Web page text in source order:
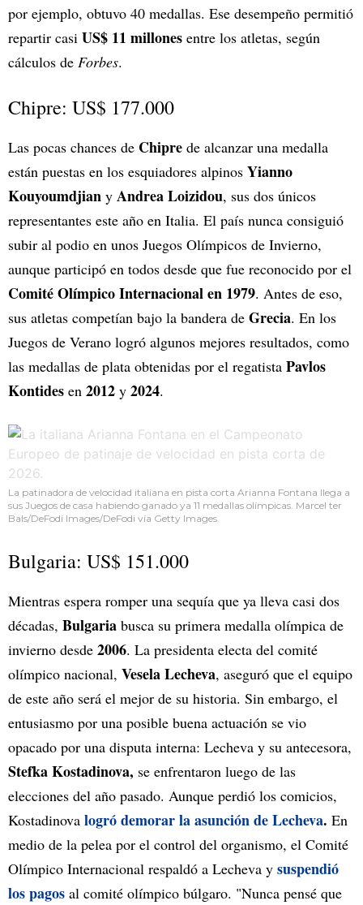
por ejemplo, obtuvo 40 medallas. Ese desempeño permitió
repartir casi US$ 11 millones entre los atletas, según
cálculos de Forbes.
Chipre: US$ 177.000
Las pocas chances de Chipre de alcanzar una medalla
están puestas en los esquiadores alpinos Yianno
Kouyoumdjian y Andrea Loizidou, sus dos únicos
representantes este año en Italia. El país nunca consiguió
subir al podio en unos Juegos Olímpicos de Invierno,
aunque participó en todos desde que fue reconocido por el
Comité Olímpico Internacional en 1979. Antes de eso,
sus atletas competían bajo la bandera de Grecia. En los
Juegos de Verano logró algunos mejores resultados, como
las medallas de plata obtenidas por el regatista Pavlos
Kontides en 2012 y 2024.
La patinadora de velocidad italiana en pista corta Arianna Fontana llega a
sus Juegos de casa habiendo ganado ya 11 medallas olímpicas. Marcel ter
Bals/DeFodi Images/DeFodi vía Getty Images.
Bulgaria: US$ 151.000
Mientras espera romper una sequía que ya lleva casi dos
décadas, Bulgaria busca su primera medalla olímpica de
invierno desde 2006. La presidenta electa del comité
olímpico nacional, Vesela Lecheva, aseguró que el equipo
de este año será el mejor de su historia. Sin embargo, el
entusiasmo por una posible buena actuación se vio
opacado por una disputa interna: Lecheva y su antecesora,
Stefka Kostadinova, se enfrentaron luego de las
elecciones del año pasado. Aunque perdió los comicios,
Kostadinova logró demorar la asunción de Lecheva. En
medio de la pelea por el control del organismo, el Comité
Olímpico Internacional respaldó a Lecheva y suspendió
los pagos al comité olímpico búlgaro. "Nunca pensé que